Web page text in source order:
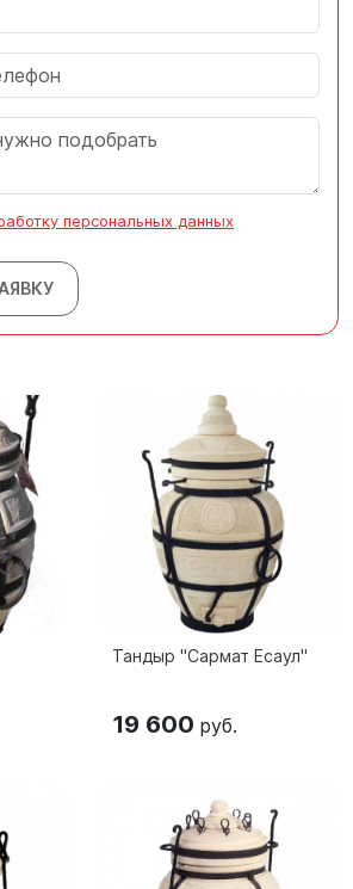
персональных данных
Тандыр "Сармат Есаул"
19 600 руб.